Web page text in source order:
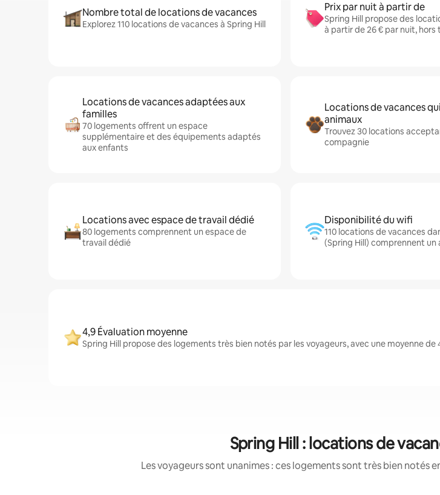
Nombre total de locations de vacances
Explorez 110 locations de vacances à Spring Hill
Prix par nuit à partir de
Spring Hill propose des
à partir de 26 € par nuit, hors
Locations de vacances adaptées aux
familles
70 logements offrent un espace
supplémentaire et des équipements adaptés
aux enfants
Locations de vacances
animaux
Trouvez 30 locations
compagnie
Locations avec espace de travail dédié
80 logements comprennent un espace de
travail dédié
Disponibilité du wifi
110 locations de vacances
(Spring Hill) comprennent un
4,9 Évaluation moyenne
Spring Hill propose des logements très bien notés par les voyageurs, avec une moyenne de
Spring Hill : locations de
Les voyageurs sont unanimes : ces logements sont très bien